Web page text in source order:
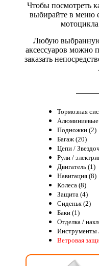
Чтобы посмотреть
выбирайте в меню
Любую выбранную
аксессуаров можно
заказать
Тормозная
Алюминиевые
Подножки (2)
Багаж (20)
Цепи /
Рули /
Двигатель (1)
Навигация (8)
Колеса (8)
Защита (4)
Сиденья (2)
Баки (1)
Отделка /
Инструменты
Ветровая